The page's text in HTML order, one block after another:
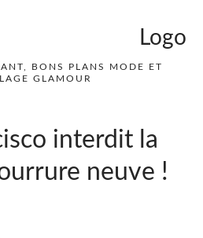
BONS PLANS MODE ET
GLAMOUR
interdit la
neuve !